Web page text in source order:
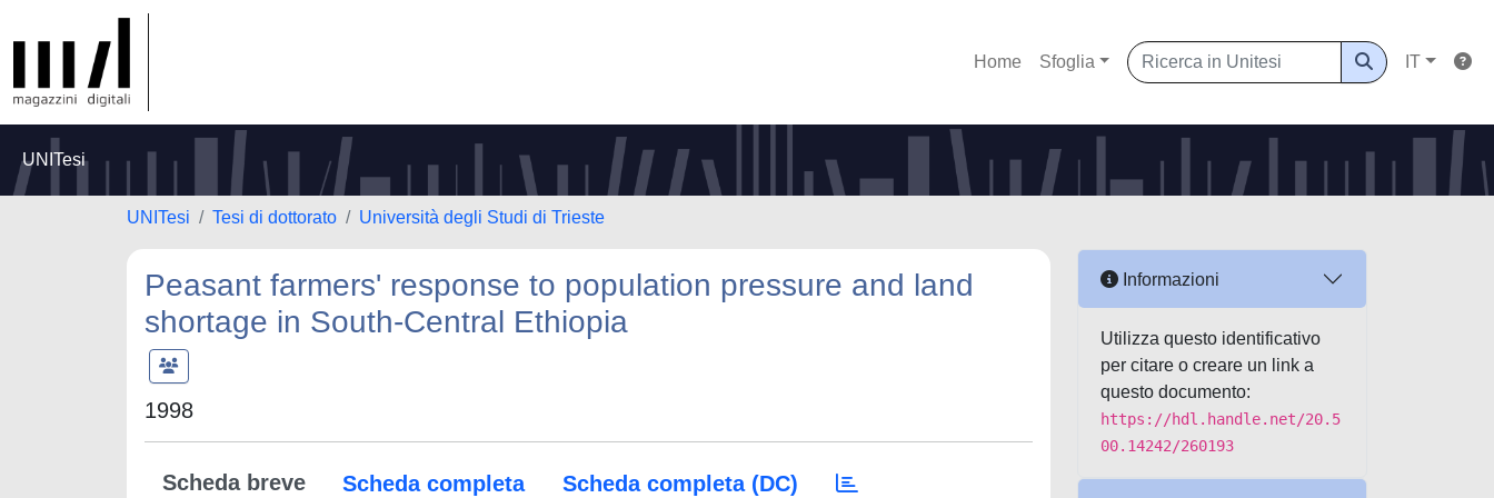
Home Sfoglia IT
UNITesi
UNITesi Tesi di dottorato Università degli Studi di Trieste
Peasant farmers' response to population pressure and land
shortage in South-Central Ethiopia
1998
Scheda breve Scheda completa Scheda completa (DC)
Informazioni
Utilizza questo identificativo
per citare o creare un link a
questo documento:
https://hdl.handle.net/20.5
00.14242/260193